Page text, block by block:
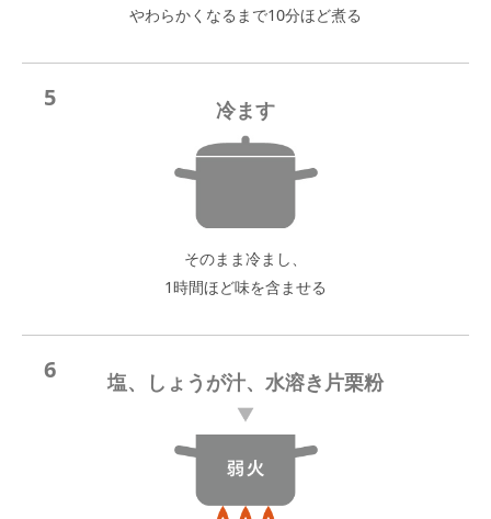
やわらかくなるまで10分ほど煮る
5 冷ます
そのまま冷まし、
1時間ほど味を含ませる
6 塩、しょうが汁、水溶き片栗粉